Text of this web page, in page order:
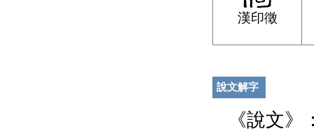
漢印徵
說文解字
《說文